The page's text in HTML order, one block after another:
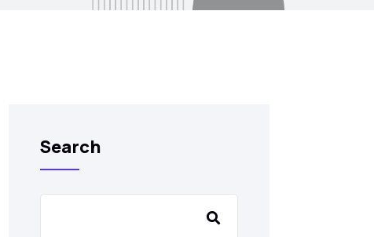
Search